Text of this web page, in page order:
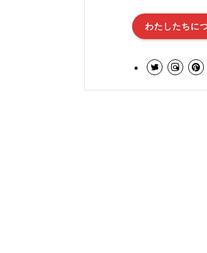
わたしたちに